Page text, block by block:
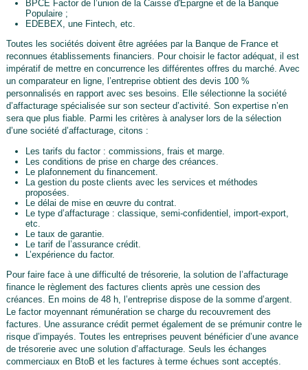
BPCE Factor de l’union de la Caisse d'Epargne et de la Banque
Populaire ;
EDEBEX, une Fintech, etc.
Toutes les sociétés doivent être agréées par la Banque de France et
reconnues établissements financiers. Pour choisir le factor adéquat, il est
impératif de mettre en concurrence les différentes offres du marché. Avec
un comparateur en ligne, l’entreprise obtient des devis 100 %
personnalisés en rapport avec ses besoins. Elle sélectionne la société
d’affacturage spécialisée sur son secteur d’activité. Son expertise n’en
sera que plus fiable. Parmi les critères à analyser lors de la sélection
d’une société d’affacturage, citons :
Les tarifs du factor : commissions, frais et marge.
Les conditions de prise en charge des créances.
Le plafonnement du financement.
La gestion du poste clients avec les services et méthodes
proposées.
Le délai de mise en œuvre du contrat.
Le type d’affacturage : classique, semi-confidentiel, import-export,
etc.
Le taux de garantie.
Le tarif de l’assurance crédit.
L’expérience du factor.
Pour faire face à une difficulté de trésorerie, la solution de l’affacturage
finance le règlement des factures clients après une cession des
créances. En moins de 48 h, l’entreprise dispose de la somme d’argent.
Le factor moyennant rémunération se charge du recouvrement des
factures. Une assurance crédit permet également de se prémunir contre le
risque d’impayés. Toutes les entreprises peuvent bénéficier d’une avance
de trésorerie avec une solution d’affacturage. Seuls les échanges
commerciaux en BtoB et les factures à terme échues sont acceptés.